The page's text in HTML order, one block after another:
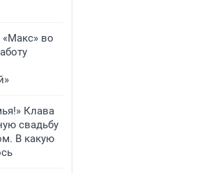
«Макс» во
Клава
свадьбу
В какую